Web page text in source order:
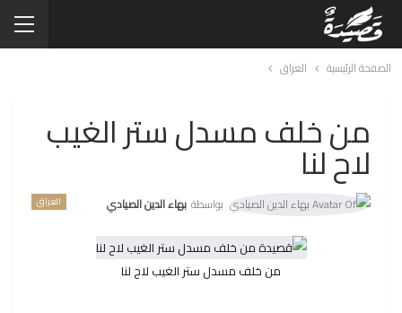
الصفحة الرئيسية العراق
من خلف مسدل ستر الغيب
لاح لنا
العراق بواسطة بهاء الدين الصيادي
من خلف مسدل ستر الغيب لاح لنا